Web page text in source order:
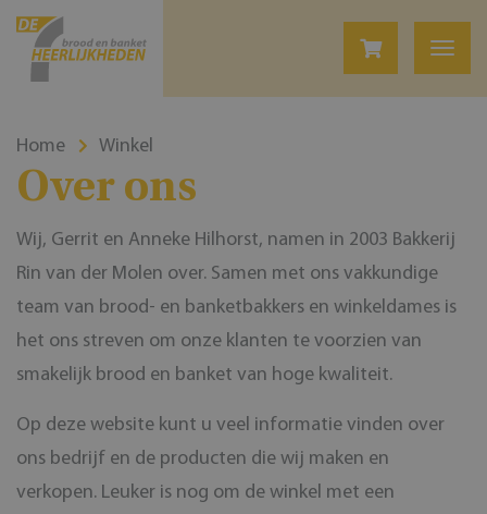
Home Winkel
Over ons
Wij, Gerrit en Anneke Hilhorst, namen in 2003 Bakkerij
Rin van der Molen over. Samen met ons vakkundige
team van brood- en banketbakkers en winkeldames is
het ons streven om onze klanten te voorzien van
smakelijk brood en banket van hoge kwaliteit.
Op deze website kunt u veel informatie vinden over
ons bedrijf en de producten die wij maken en
verkopen. Leuker is nog om de winkel met een